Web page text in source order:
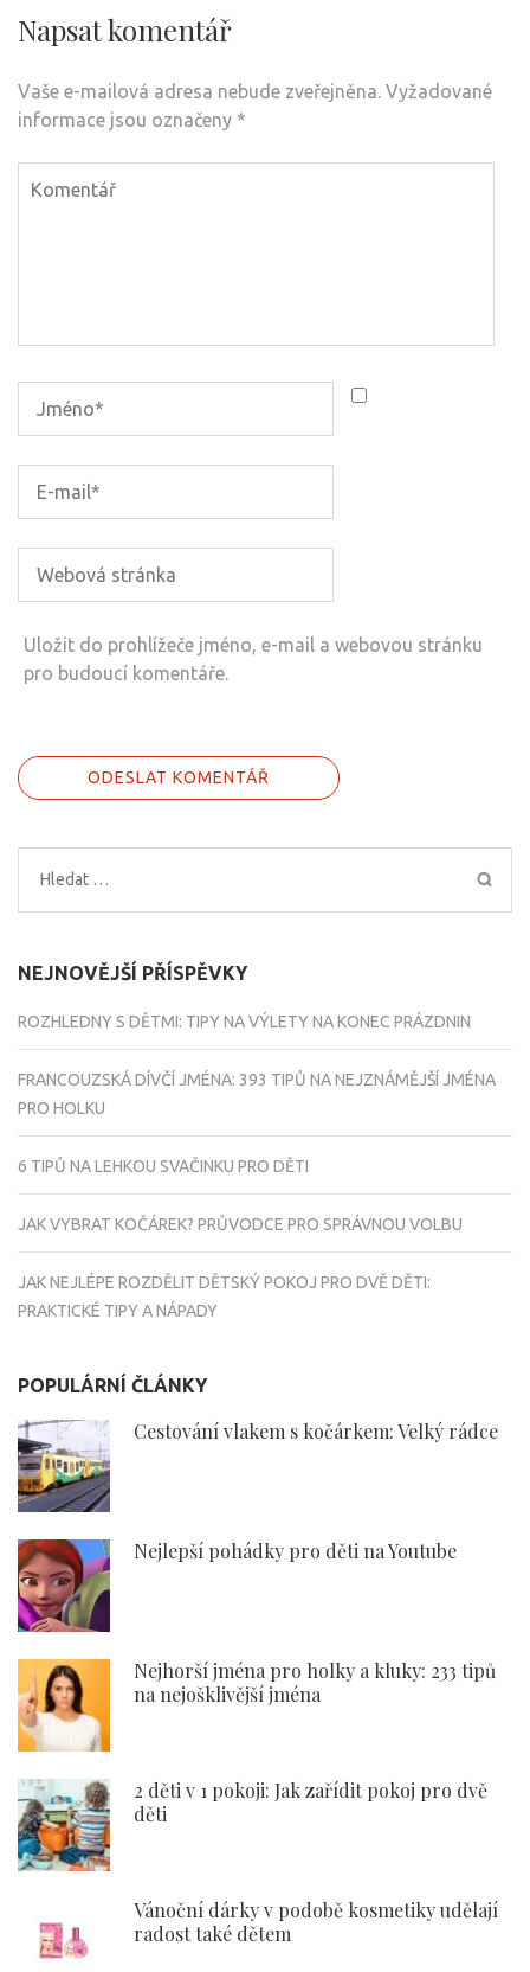
Napsat komentář
Vaše e-mailová adresa nebude zveřejněna. Vyžadované
informace jsou označeny *
Uložit do prohlížeče jméno, e-mail a webovou stránku
pro budoucí komentáře.
Vyhledávání
NEJNOVĚJŠÍ PŘÍSPĚVKY
ROZHLEDNY S DĚTMI: TIPY NA VÝLETY NA KONEC PRÁZDNIN
FRANCOUZSKÁ DÍVČÍ JMÉNA: 393 TIPŮ NA NEJZNÁMĚJŠÍ JMÉNA
PRO HOLKU
6 TIPŮ NA LEHKOU SVAČINKU PRO DĚTI
JAK VYBRAT KOČÁREK? PRŮVODCE PRO SPRÁVNOU VOLBU
JAK NEJLÉPE ROZDĚLIT DĚTSKÝ POKOJ PRO DVĚ DĚTI:
PRAKTICKÉ TIPY A NÁPADY
POPULÁRNÍ ČLÁNKY
Cestování vlakem s kočárkem: Velký rádce
Nejlepší pohádky pro děti na Youtube
Nejhorší jména pro holky a kluky: 233 tipů
na nejošklivější jména
2 děti v 1 pokoji: Jak zařídit pokoj pro dvě
děti
Vánoční dárky v podobě kosmetiky udělají
radost také dětem